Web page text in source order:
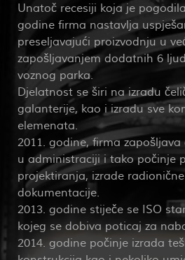
Unatoč recesiji koja je
godine firma nastavlja
preseljavajući proizvodnju u
zapošljavanjem dodatnih 6
voznog parka.
Djelatnost se širi na izradu
galanterije, kao i izradu sve
elemenata.
2011. godine, firma
u administraciji i tako počinje
projektiranja, izrade
dokumentacije.
2013. godine stiječe se ISO
kojeg se dobiva poticaj za
2014. godine počinje izrada